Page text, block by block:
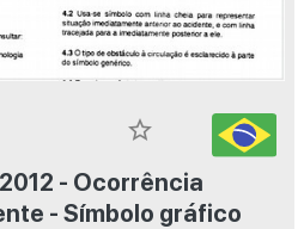
star_border
- Símbolo gráfico